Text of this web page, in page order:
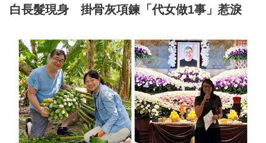
白長髮現身 掛骨灰項鍊「代女做1事」惹淚